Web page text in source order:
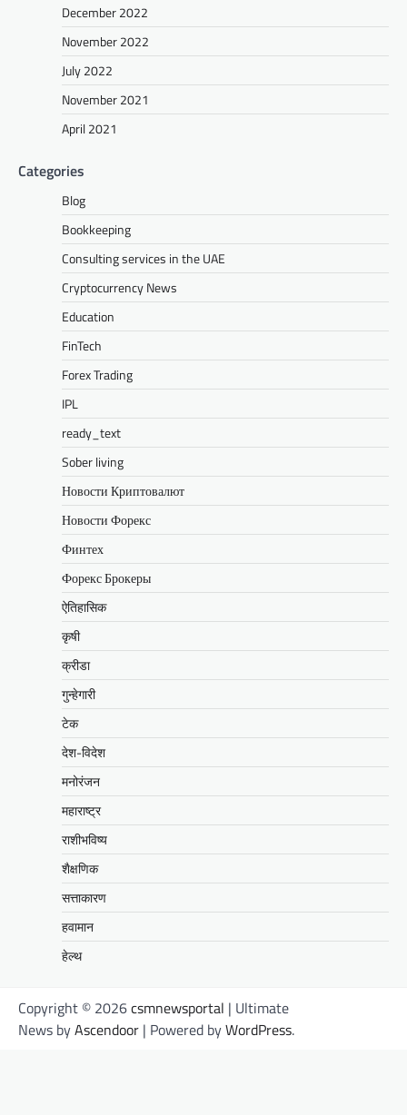
December 2022
November 2022
July 2022
November 2021
April 2021
Categories
Blog
Bookkeeping
Consulting services in the UAE
Cryptocurrency News
Education
FinTech
Forex Trading
IPL
ready_text
Sober living
Новости Криптовалют
Новости Форекс
Финтех
Форекс Брокеры
ऐतिहासिक
कृषी
क्रीडा
गुन्हेगारी
टेक
देश-विदेश
मनोरंजन
महाराष्ट्र
राशीभविष्य
शैक्षणिक
सत्ताकारण
हवामान
हेल्थ
Copyright © 2026csmnewsportal | Ultimate
News byAscendoor | Powered byWordPress.